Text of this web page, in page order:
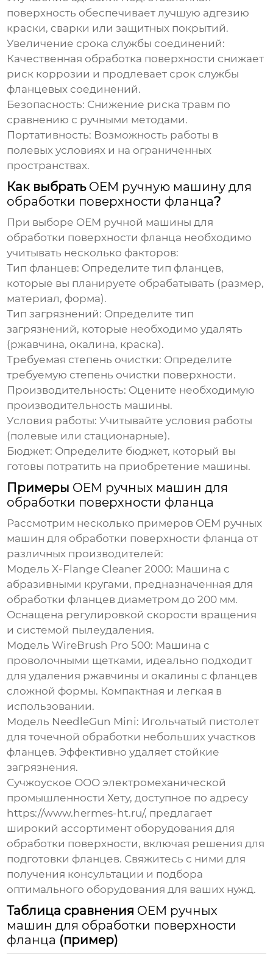
поверхность обеспечивает лучшую адгезию
краски, сварки или защитных покрытий.
Увеличение срока службы соединений:
Качественная обработка поверхности снижает
риск коррозии и продлевает срок службы
фланцевых соединений.
Безопасность: Снижение риска травм по
сравнению с ручными методами.
Портативность: Возможность работы в
полевых условиях и на ограниченных
пространствах.
Как выбрать OEM ручную машину для
обработки поверхности фланца?
При выборе OEM ручной машины для
обработки поверхности фланца необходимо
учитывать несколько факторов:
Тип фланцев: Определите тип фланцев,
которые вы планируете обрабатывать (размер,
материал, форма).
Тип загрязнений: Определите тип
загрязнений, которые необходимо удалять
(ржавчина, окалина, краска).
Требуемая степень очистки: Определите
требуемую степень очистки поверхности.
Производительность: Оцените необходимую
производительность машины.
Условия работы: Учитывайте условия работы
(полевые или стационарные).
Бюджет: Определите бюджет, который вы
готовы потратить на приобретение машины.
Примеры OEM ручных машин для
обработки поверхности фланца
Рассмотрим несколько примеров OEM ручных
машин для обработки поверхности фланца от
различных производителей:
Модель X-Flange Cleaner 2000: Машина с
абразивными кругами, предназначенная для
обработки фланцев диаметром до 200 мм.
Оснащена регулировкой скорости вращения
и системой пылеудаления.
Модель WireBrush Pro 500: Машина с
проволочными щетками, идеально подходит
для удаления ржавчины и окалины с фланцев
сложной формы. Компактная и легкая в
использовании.
Модель NeedleGun Mini: Игольчатый пистолет
для точечной обработки небольших участков
фланцев. Эффективно удаляет стойкие
загрязнения.
Сучжоуское ООО электромеханической
промышленности Хету, доступное по адресу
https://www.hermes-ht.ru/, предлагает
широкий ассортимент оборудования для
обработки поверхности, включая решения для
подготовки фланцев. Свяжитесь с ними для
получения консультации и подбора
оптимального оборудования для ваших нужд.
Таблица сравнения OEM ручных
машин для обработки поверхности
фланца (пример)